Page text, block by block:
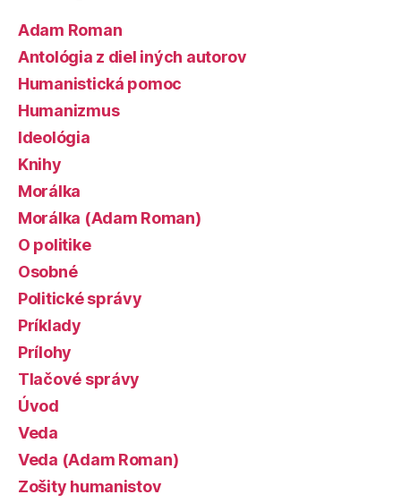
Adam Roman
Antológia z diel iných autorov
Humanistická pomoc
Humanizmus
Ideológia
Knihy
Morálka
Morálka (Adam Roman)
O politike
Osobné
Politické správy
Príklady
Prílohy
Tlačové správy
Úvod
Veda
Veda (Adam Roman)
Zošity humanistov